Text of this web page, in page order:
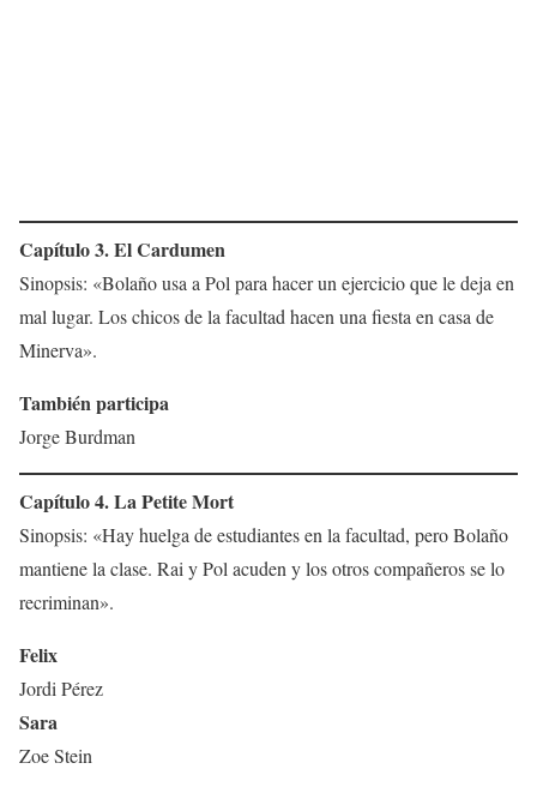
Capítulo 3. El Cardumen
Sinopsis: «Bolaño usa a Pol para hacer un ejercicio que le deja en
mal lugar. Los chicos de la facultad hacen una fiesta en casa de
Minerva».
También participa
Jorge Burdman
Capítulo 4. La Petite Mort
Sinopsis: «Hay huelga de estudiantes en la facultad, pero Bolaño
mantiene la clase. Rai y Pol acuden y los otros compañeros se lo
recriminan».
Felix
Jordi Pérez
Sara
Zoe Stein